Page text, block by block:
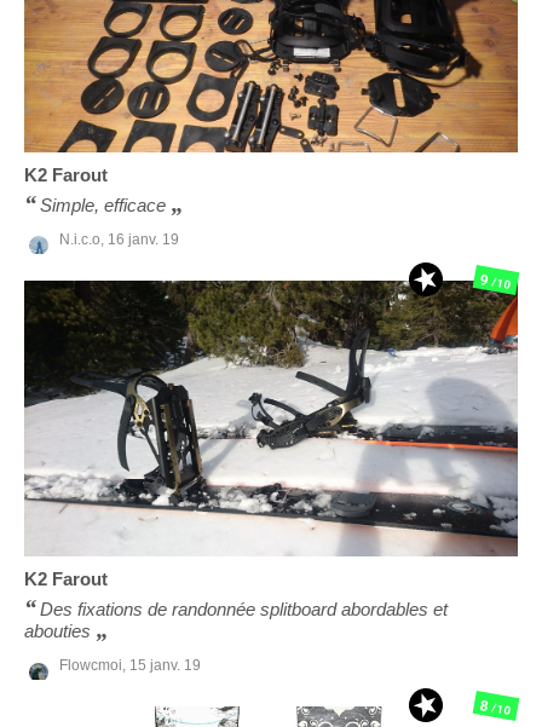
K2 Farout
Simple, efficace
N.i.c.o, 16 janv. 19
K2 Farout
Des fixations de randonnée splitboard abordables et
abouties
Flowcmoi, 15 janv. 19
9/10
8/10